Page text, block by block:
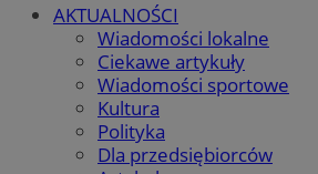
AKTUALNOŚCI
Wiadomości lokalne
Ciekawe artykuły
Wiadomości sportowe
Kultura
Polityka
Dla przedsiębiorców